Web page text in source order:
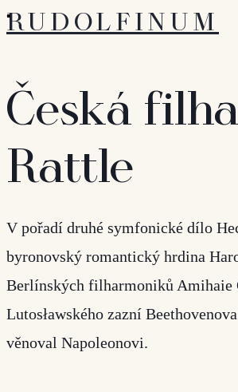
RUDOLFINUM
Česká
Rattle
V pořadí druhé symfonické dílo
byronovský romantický hrdina
Berlínských filharmoniků Amihaie
Lutosławského zazní
věnoval Napoleonovi.